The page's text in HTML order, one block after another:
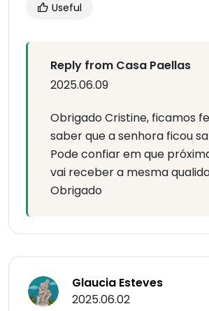
Useful
Reply from Casa Paellas
2025.06.09
Obrigado Cristine, ficamos
saber que a senhora ficou
Pode confiar em que
vai receber a mesma
Obrigado
Glaucia Esteves
2025.06.02